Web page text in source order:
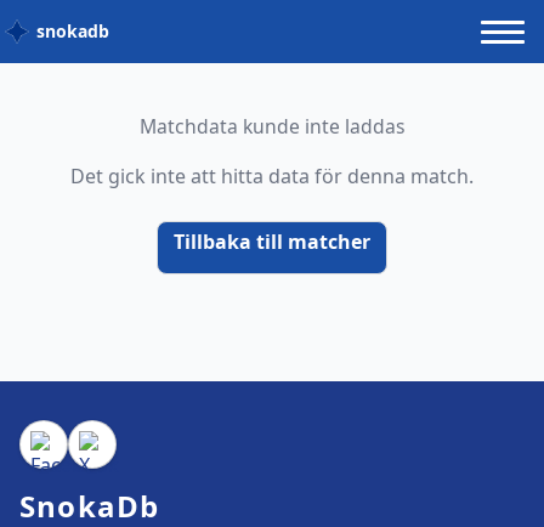
snokadb
Matchdata kunde inte laddas
Det gick inte att hitta data för denna match.
Tillbaka till matcher
SnokaDb